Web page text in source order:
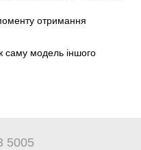
отримання
саму модель іншого
5005